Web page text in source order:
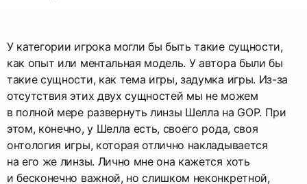
У категории игрока могли бы быть такие сущности,
как опыт или ментальная модель. У автора были бы
такие сущности, как тема игры, задумка игры. Из-за
отсутствия этих двух сущностей мы не можем
в полной мере развернуть линзы Шелла на GOP. При
этом, конечно, у Шелла есть, своего рода, своя
онтология игры, которая отлично накладывается
на его же линзы. Лично мне она кажется хоть
и бесконечно важной, но слишком неконкретной,